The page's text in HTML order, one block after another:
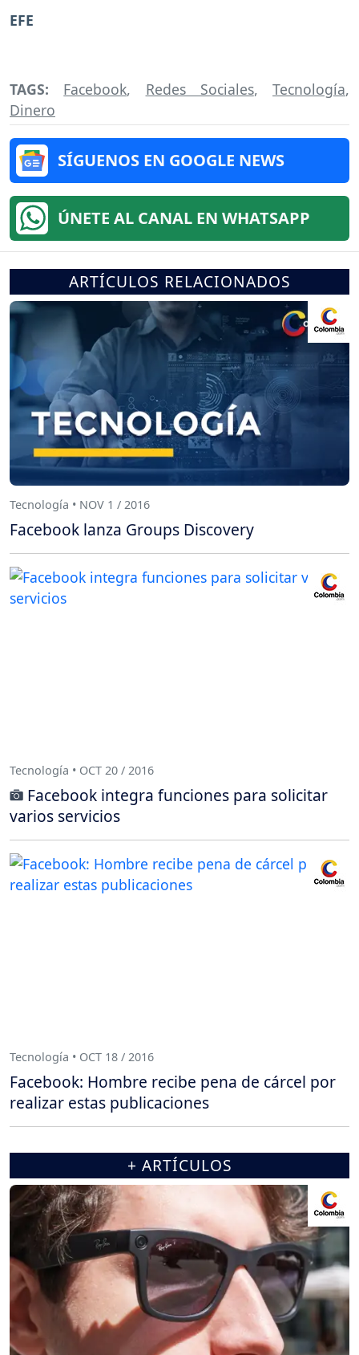
EFE
TAGS: Facebook, Redes Sociales, Tecnología,
Dinero
SÍGUENOS EN GOOGLE NEWS
ÚNETE AL CANAL EN WHATSAPP
ARTÍCULOS RELACIONADOS
Tecnología • NOV 1 / 2016
Facebook lanza Groups Discovery
Tecnología • OCT 20 / 2016
Facebook integra funciones para solicitar
varios servicios
Tecnología • OCT 18 / 2016
Facebook: Hombre recibe pena de cárcel por
realizar estas publicaciones
+ ARTÍCULOS